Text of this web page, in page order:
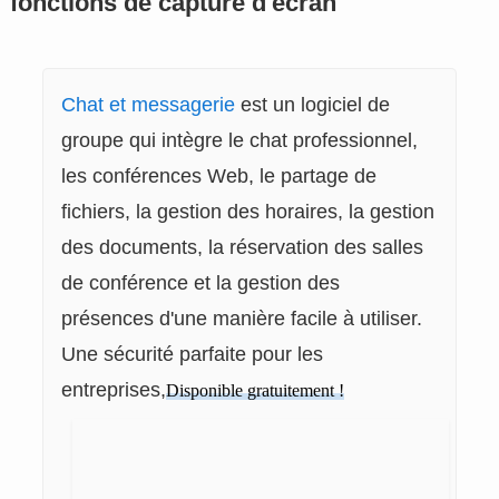
Chat et messagerie est un logiciel de
groupe qui intègre le chat professionnel,
les conférences Web, le partage de
fichiers, la gestion des horaires, la gestion
des documents, la réservation des salles
de conférence et la gestion des
présences d'une manière facile à utiliser.
Une sécurité parfaite pour les
entreprises,Disponible gratuitement !